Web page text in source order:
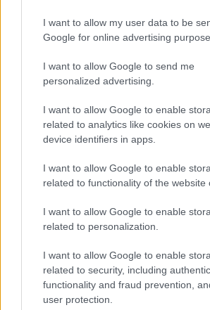
I want to allow my user data to be
Google for online advertising
I want to allow Google to send me
personalized advertising.
I want to allow Google to enable
related to analytics like cookies on
device identifiers in apps.
I want to allow Google to enable
related to functionality of the website
I want to allow Google to enable
related to personalization.
I want to allow Google to enable
related to security, including
functionality and fraud prevention,
user protection.
Vuoi rimuovere le pubblicità
Puoi abbonarti asoli € 1,10 al
Sei già abbonato?